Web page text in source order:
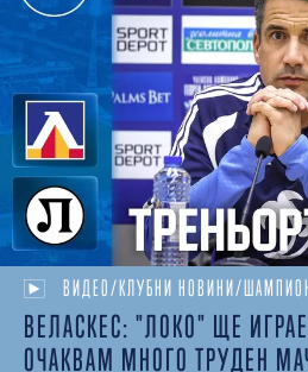
ВИДЕО/КЛУБНИ НОВИНИ/
ВЕЛАСКЕС: "ЛОКО" ЩЕ
ОЧАКВАМ МНОГО ТРУДЕН